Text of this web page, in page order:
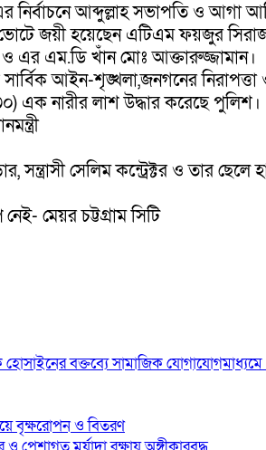
এর নির্বাচনে আব্দুল্লাহ সভাপতি ও আগা
ভোটে জয়ী হয়েছেন এটিএম ফয়জুর
এর এম.ডি খাঁন মোঃ আক্তারুজ্জামান।
আইন-শৃঙ্খলা,জনগনের নিরাপত্তা
এক নারীর লাশ উদ্ধার করেছে পুলিশ।
সেলিম কন্ট্রেক্টর ও তার
মেয়র চট্টগ্রাম সিটি
বক্তব্যে সামাজিক যোগাযোগমাধ্যমে
বৃক্ষরোপন ও বিতরণ